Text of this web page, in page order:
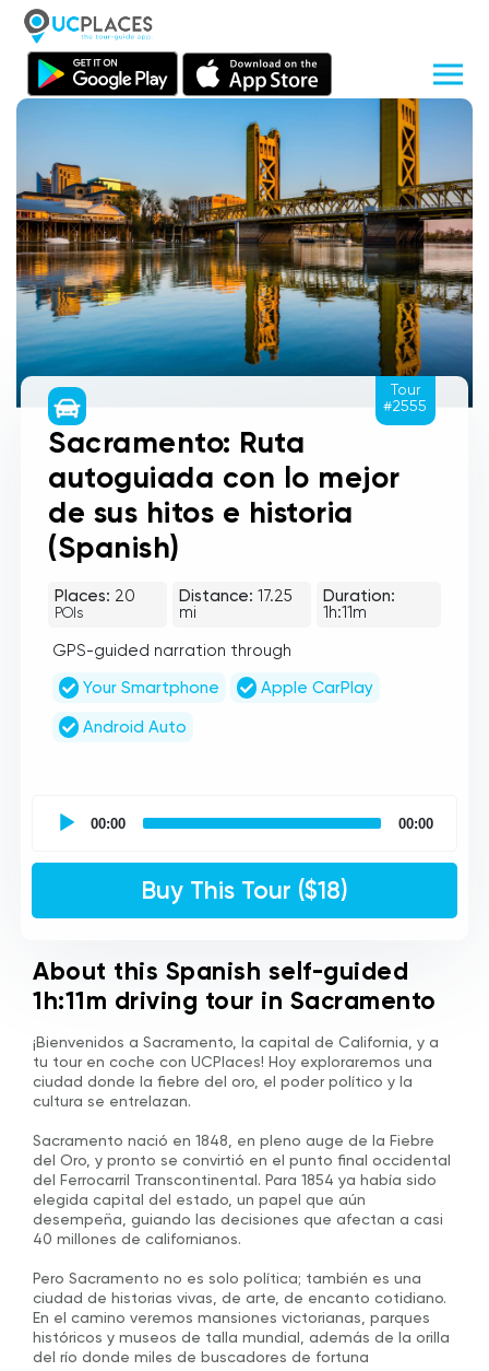
Sacramento: Ruta
autoguiada con lo mejor
de sus hitos e historia
(Spanish)
Places: 20
POIs
Distance: 17.25
mi
Duration:
1h:11m
GPS-guided narration through
Your Smartphone
Apple CarPlay
Android Auto
self
00:00 00:00
Buy This Tour ($18)
Tour
#2555
About this Spanish self-guided
1h:11m driving tour in Sacramento
¡Bienvenidos a Sacramento, la capital de California, y a
tu tour en coche con UCPlaces! Hoy exploraremos una
ciudad donde la fiebre del oro, el poder político y la
cultura se entrelazan.
Sacramento nació en 1848, en pleno auge de la Fiebre
del Oro, y pronto se convirtió en el punto final occidental
del Ferrocarril Transcontinental. Para 1854 ya había sido
elegida capital del estado, un papel que aún
desempeña, guiando las decisiones que afectan a casi
40 millones de californianos.
Pero Sacramento no es solo política; también es una
ciudad de historias vivas, de arte, de encanto cotidiano.
En el camino veremos mansiones victorianas, parques
históricos y museos de talla mundial, además de la orilla
del río donde miles de buscadores de fortuna